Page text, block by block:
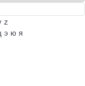
z
э ю я